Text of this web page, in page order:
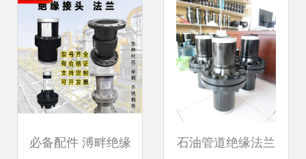
必备配件 溥畔绝缘 石油管道绝缘法兰